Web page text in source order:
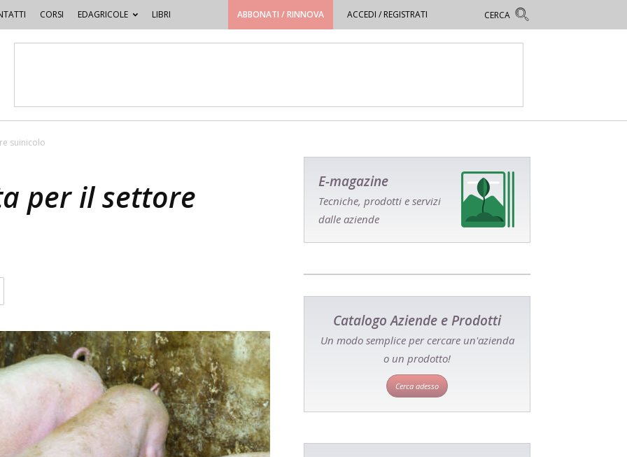
CORSI EDAGRICOLE LIBRI ABBONATI / RINNOVA ACCEDI / REGISTRATI
suinicolo
per il settore E-magazine
Tecniche, prodotti e servizi
dalle aziende
Catalogo Aziende e Prodotti
Un modo semplice per cercare un'azienda
o un prodotto!
Cerca adesso